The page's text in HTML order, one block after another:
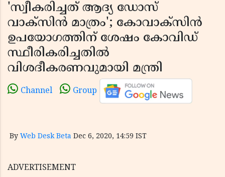
'സ്വീകരിച്ചത് ആദ്യ ഡോസ്
വാക്‌സിന്‍ മാത്രം'; കോവാക്‌സിന്‍
ഉപയോഗത്തിന് ശേഷം കോവിഡ്
സ്ഥീരികരിച്ചതില്‍
വിശദീകരണവുമായി മന്ത്രി
Channel Group
By Web Desk Beta Dec 6, 2020, 14:59 IST
ADVERTISEMENT